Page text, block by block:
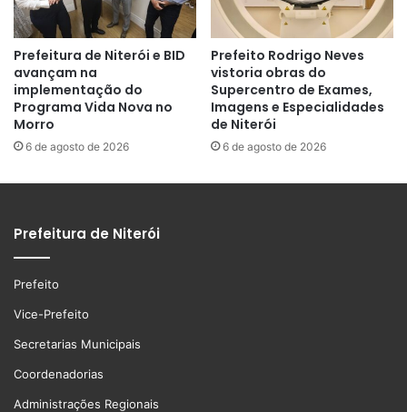
Prefeitura de Niterói e BID
avançam na
implementação do
Programa Vida Nova no
Morro
6 de agosto de 2026
Prefeito Rodrigo Neves
vistoria obras do
Supercentro de Exames,
Imagens e Especialidades
de Niterói
6 de agosto de 2026
Prefeitura de Niterói
Prefeito
Vice-Prefeito
Secretarias Municipais
Coordenadorias
Administrações Regionais